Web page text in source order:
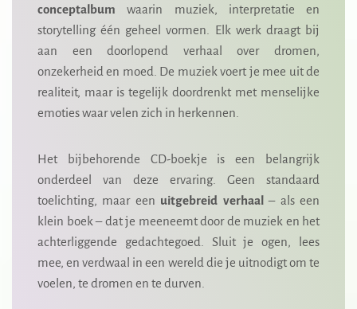
conceptalbum waarin muziek, interpretatie en
storytelling één geheel vormen. Elk werk draagt bij
aan een doorlopend verhaal over dromen,
onzekerheid en moed. De muziek voert je mee uit de
realiteit, maar is tegelijk doordrenkt met menselijke
emoties waar velen zich in herkennen.
Het bijbehorende CD-boekje is een belangrijk
onderdeel van deze ervaring. Geen standaard
toelichting, maar een uitgebreid verhaal – als een
klein boek – dat je meeneemt door de muziek en het
achterliggende gedachtegoed. Sluit je ogen, lees
mee, en verdwaal in een wereld die je uitnodigt om te
voelen, te dromen en te durven.